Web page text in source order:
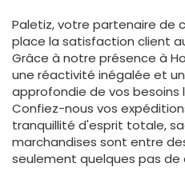
Paletiz, votre partenaire de
place la satisfaction client
Grâce à notre présence à
une réactivité inégalée et
approfondie de vos besoins
Confiez-nous vos
tranquillité d'esprit totale,
marchandises sont entre
seulement quelques pas de